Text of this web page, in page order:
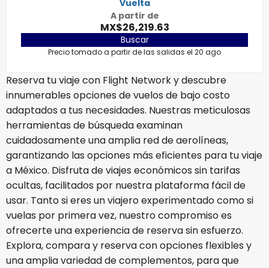
Vuelta
A partir de
MX$26,219.63
Buscar
Precio tomado a partir de las salidas el 20 ago
Reserva tu viaje con Flight Network y descubre
innumerables opciones de vuelos de bajo costo
adaptados a tus necesidades. Nuestras meticulosas
herramientas de búsqueda examinan
cuidadosamente una amplia red de aerolíneas,
garantizando las opciones más eficientes para tu viaje
a México. Disfruta de viajes económicos sin tarifas
ocultas, facilitados por nuestra plataforma fácil de
usar. Tanto si eres un viajero experimentado como si
vuelas por primera vez, nuestro compromiso es
ofrecerte una experiencia de reserva sin esfuerzo.
Explora, compara y reserva con opciones flexibles y
una amplia variedad de complementos, para que